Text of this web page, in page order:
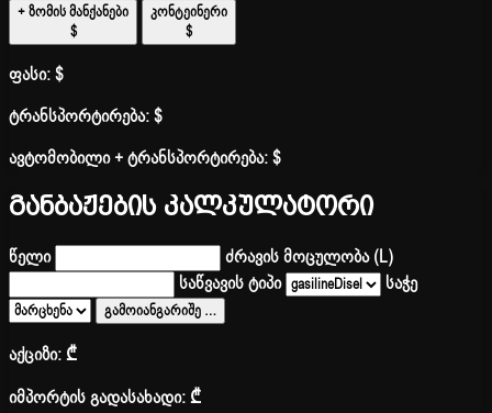
+ ზომის მანქანები
$
კონტეინერი
$
ფასი:$
ტრანსპორტირება:$
ავტომობილი + ტრანსპორტირება:$
განბაჟების კალკულატორი
წელი
ძრავის მოცულობა (L)
საწვავის ტიპი
საჭე
გამოიანგარიშე …
აქციზი:₾
იმპორტის გადასახადი:₾